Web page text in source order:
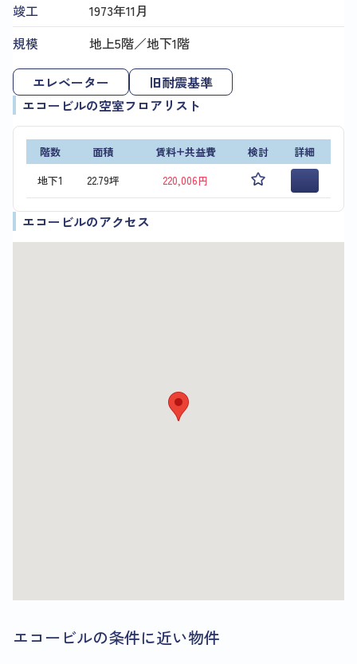
竣工
1973年11月
規模
地上5階／地下1階
エレベーター
旧耐震基準
エコービルの空室フロアリスト
階数 面積 賃料+共益費 検討
詳細
地下1
22.79坪 220,006円
エコービルのアクセス
エコービルの条件に近い物件